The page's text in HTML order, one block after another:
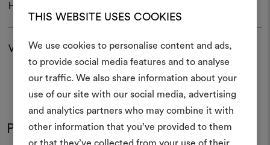
THIS WEBSITE USES COOKIES
We use cookies to personalise content and ads,
to provide social media features and to analyse
our traffic. We also share information about your
use of our site with our social media, advertising
and analytics partners who may combine it with
other information that you’ve provided to them
Herunterladen
Versand und Rücksendungen
Produkt im Einsatz
Ein
erstellen
Ein interaktives Tool, mit
Ideen zum Leben
anderen teilen können,